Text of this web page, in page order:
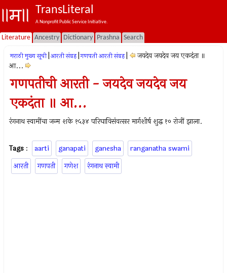
TransLiteral
A Nonprofit Public Service Initiative.
Literature Ancestry Dictionary Prashna Search
मराठी मुख्य सूची आरती संग्रह गणपती आरती संग्रह
जयदेव जयदेव जय एकदंता ॥
आ...
गणपतीची आरती - जयदेव जयदेव जय
एकदंता ॥ आ...
रंगनाथ स्वामींचा जन्म शके १५३४ परिघाविसंवत्सर मार्गशीर्ष शुद्ध १० रोजीं झाला.
Tags : aarti ganapati ganesha
ranganatha swami
आरती
गणपती गणेश रंगनाथ स्वामी